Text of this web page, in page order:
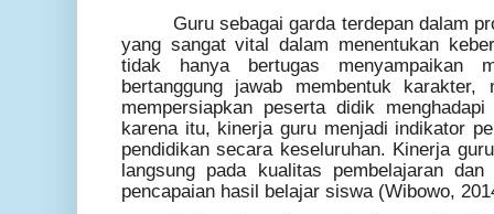
Guru sebagai garda terdepan dalam
yang sangat vital dalam menentukan
tidak hanya bertugas menyampaikan
bertanggung jawab membentuk karakter,
mempersiapkan peserta didik
karena itu, kinerja guru menjadi indikator
pendidikan secara keseluruhan. Kinerja
langsung pada kualitas pembelajaran
pencapaian hasil belajar siswa (Wibowo,